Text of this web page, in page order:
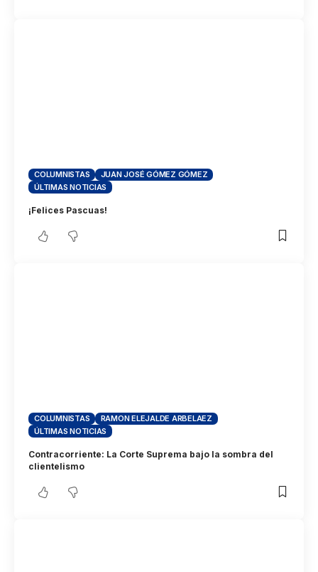
COLUMNISTAS
JUAN JOSÉ GÓMEZ GÓMEZ
ÚLTIMAS NOTICIAS
¡Felices Pascuas!
COLUMNISTAS
RAMON ELEJALDE ARBELAEZ
ÚLTIMAS NOTICIAS
Contracorriente: La Corte Suprema bajo la sombra del
clientelismo